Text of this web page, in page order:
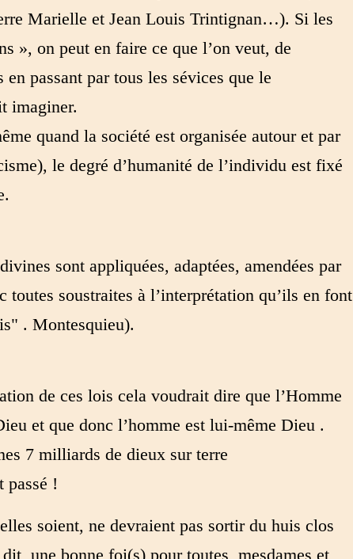
Marielle et Jean Louis Trintignan…). Si les
», on peut en faire ce que l’on veut, de
en passant par tous les sévices que le
imaginer.
quand la société est organisée autour et par
le degré d’humanité de l’individu est fixé
sont appliquées, adaptées, amendées par
toutes soustraites à l’interprétation qu’ils en font
. Montesquieu).
de ces lois cela voudrait dire que l’Homme
et que donc l’homme est lui-même Dieu .
7 milliards de dieux sur terre
!
soient, ne devraient pas sortir du huis clos
une bonne foi(s) pour toutes, mesdames et